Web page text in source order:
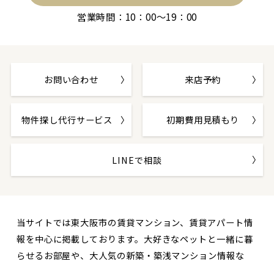
営業時間：10：00～19：00
お問い合わせ 来店予約
物件探し代行サービス 初期費用見積もり
LINEで相談
当サイトでは東大阪市の賃貸マンション、賃貸アパート情
報を中心に掲載しております。大好きなペットと一緒に暮
らせるお部屋や、大人気の新築・築浅マンション情報な